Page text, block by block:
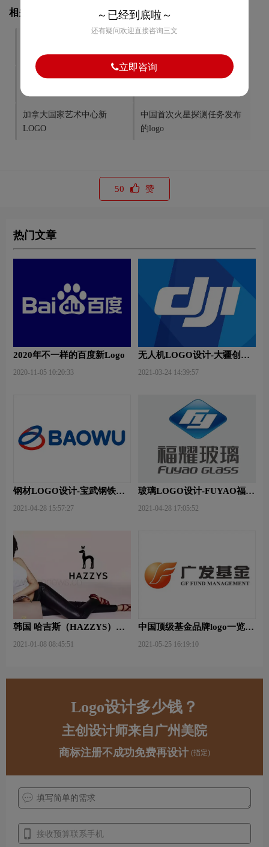
相关文章推荐
牌升级
育更名虎扑
上汽荣威的高端新logo
凯迪拉克推出豪华车预定服
加拿大国家艺术中心新
LOGO
中国首次火星探测任务发布
的logo
50 赞
热门文章
2020年不一样的百度新Logo
2020-11-05 10:20:33
无人机LOGO设计-大疆创新
2021-03-24 14:39:57
钢材LOGO设计-宝武钢铁品
2021-04-28 15:57:27
玻璃LOGO设计-FUYAO福耀
2021-04-28 17:05:52
韩国 哈吉斯（HAZZYS）品
2021-01-08 08:45:51
中国顶级基金品牌logo一览：
2021-05-25 16:19:10
Logo设计多少钱？
主创设计师来自广州美院
商标注册不成功免费再设计 (指定)
～已经到底啦～
还有疑问欢迎直接咨询三文
立即咨询